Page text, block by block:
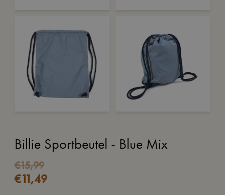
Billie Sportbeutel - Blue Mix
€15,99
Ursprünglicher
Preis
€11,49
Aktueller
Preis